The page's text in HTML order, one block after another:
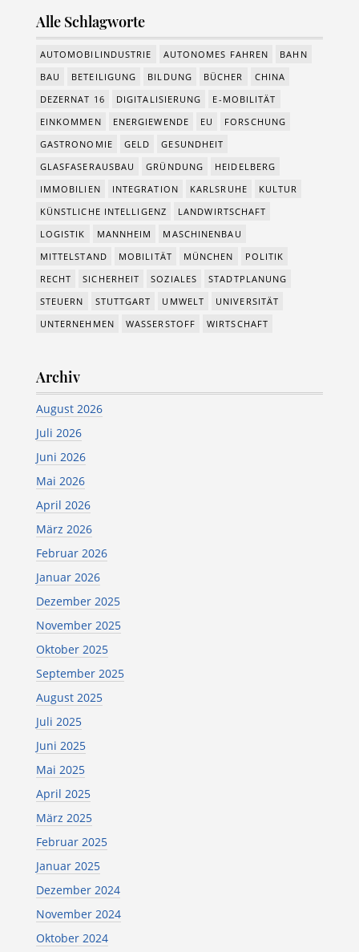
Alle Schlagworte
AUTOMOBILINDUSTRIE AUTONOMES FAHREN
BAHN
BAU
BETEILIGUNG BILDUNG BÜCHER
CHINA
DEZERNAT 16
DIGITALISIERUNG
E-MOBILITÄT
EINKOMMEN
ENERGIEWENDE EU
FORSCHUNG
GASTRONOMIE
GELD
GESUNDHEIT
GLASFASERAUSBAU
GRÜNDUNG
HEIDELBERG
IMMOBILIEN
INTEGRATION KARLSRUHE
KULTUR
KÜNSTLICHE INTELLIGENZ
LANDWIRTSCHAFT
LOGISTIK
MANNHEIM
MASCHINENBAU
MITTELSTAND
MOBILITÄT MÜNCHEN
POLITIK
RECHT
SICHERHEIT SOZIALES
STADTPLANUNG
STEUERN
STUTTGART UMWELT
UNIVERSITÄT
UNTERNEHMEN
WASSERSTOFF WIRTSCHAFT
Archiv
August 2026
Juli 2026
Juni 2026
Mai 2026
April 2026
März 2026
Februar 2026
Januar 2026
Dezember 2025
November 2025
Oktober 2025
September 2025
August 2025
Juli 2025
Juni 2025
Mai 2025
April 2025
März 2025
Februar 2025
Januar 2025
Dezember 2024
November 2024
Oktober 2024